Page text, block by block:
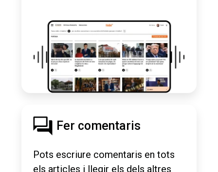
Fer comentaris
Pots escriure comentaris en tots
els articles i llegir els dels altres